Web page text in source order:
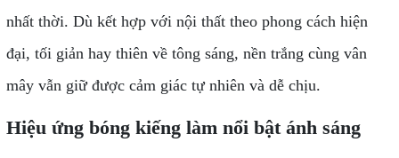
nhất thời. Dù kết hợp với nội thất theo phong cách hiện
đại, tối giản hay thiên về tông sáng, nền trắng cùng vân
mây vẫn giữ được cảm giác tự nhiên và dễ chịu.
Hiệu ứng bóng kiếng làm nổi bật ánh sáng